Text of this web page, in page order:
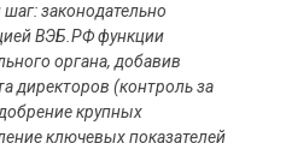
законодательно
ВЭБ.РФ функции
органа, добавив
директоров (контроль за
крупных
ключевых показателей